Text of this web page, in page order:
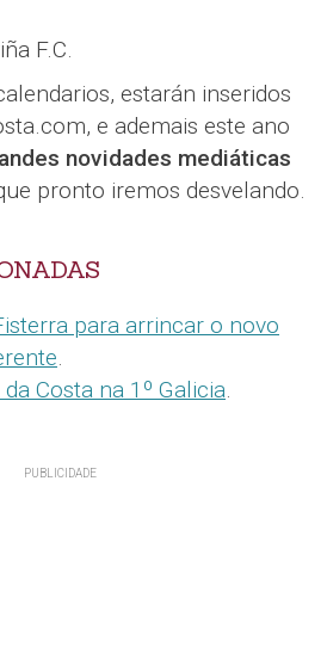
F.C.
estarán inseridos
e ademais este ano
novidades mediáticas
pronto iremos desvelando.
para arrincar o novo
.
Costa na 1º Galicia.